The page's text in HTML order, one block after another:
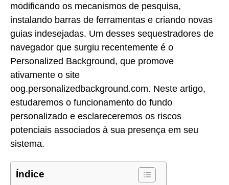
modificando os mecanismos de pesquisa,
instalando barras de ferramentas e criando novas
guias indesejadas. Um desses sequestradores de
navegador que surgiu recentemente é o
Personalized Background, que promove
ativamente o site
oog.personalizedbackground.com. Neste artigo,
estudaremos o funcionamento do fundo
personalizado e esclareceremos os riscos
potenciais associados à sua presença em seu
sistema.
Índice